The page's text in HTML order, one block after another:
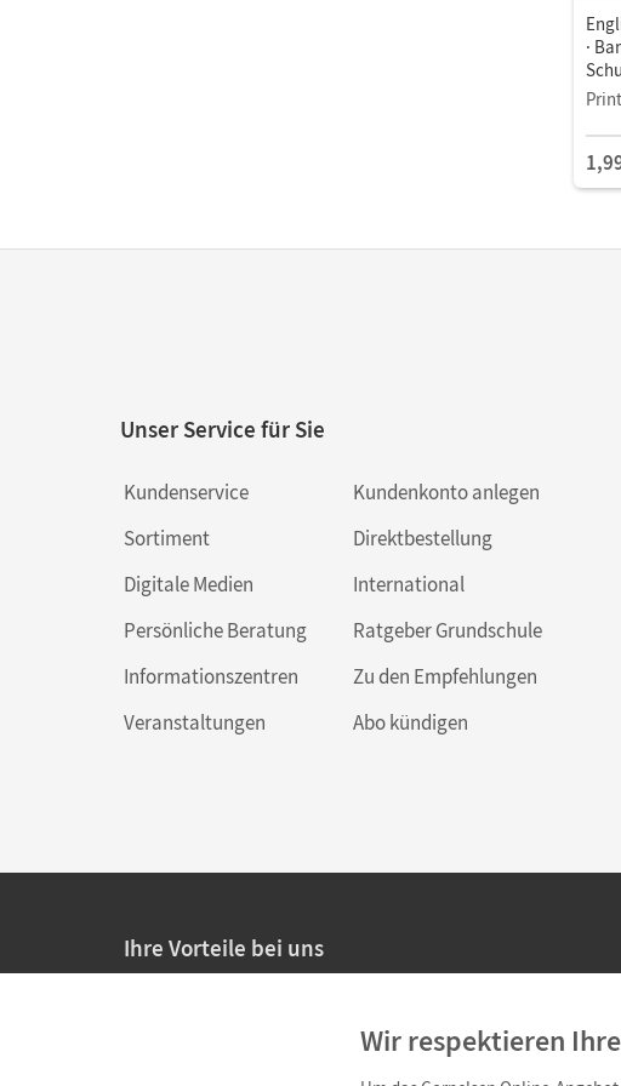
·
Unser Service für Sie
Kundenservice
Sortiment
Digitale Medien
Persönliche Beratung
Informationszentren
Veranstaltungen
Kundenkonto anlegen
Direktbestellung
International
Ratgeber Grundschule
Zu den Empfehlungen
Abo kündigen
Ihre Vorteile bei uns
Persönliche Angebote für LehrkräfteWir respektieren